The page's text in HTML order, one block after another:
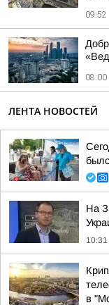
09:52
08:00
ЛЕНТА НОВОСТЕЙ
На
10:31
в